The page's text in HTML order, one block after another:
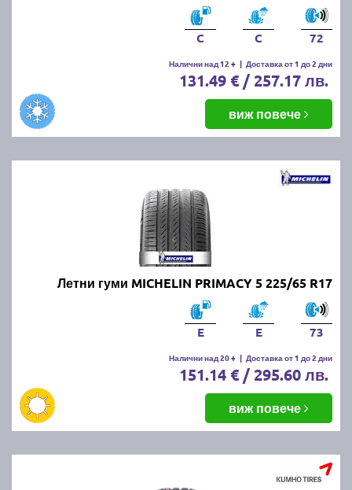
C C 72
Налични над 12 + | Доставка от 1 до 2 дни
131.49 € / 257.17 лв.
виж повече
Летни гуми MICHELIN PRIMACY 5 225/65 R17
E E 73
Налични над 20 + | Доставка от 1 до 2 дни
151.14 € / 295.60 лв.
виж повече